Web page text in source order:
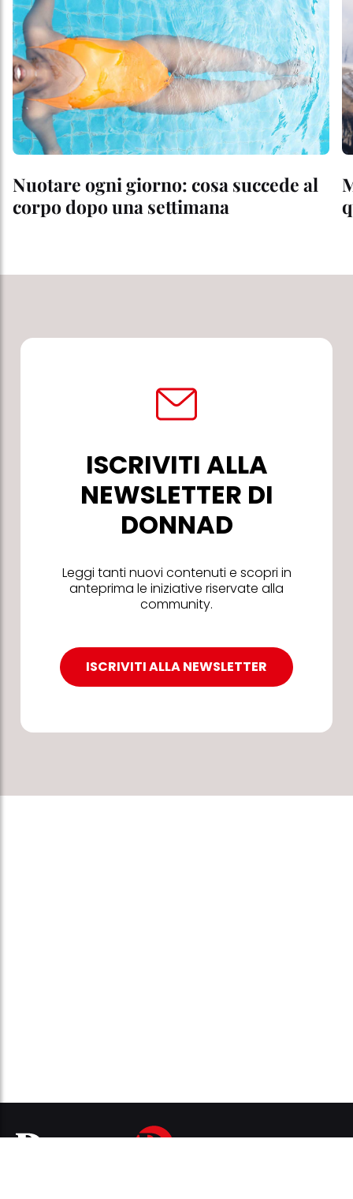
Nuotare ogni giorno: cosa succede al
corpo dopo una settimana
ISCRIVITI ALLA
NEWSLETTER DI
DONNAD
Leggi tanti nuovi contenuti e scopri in
anteprima le iniziative riservate alla
community.
ISCRIVITI ALLA NEWSLETTER